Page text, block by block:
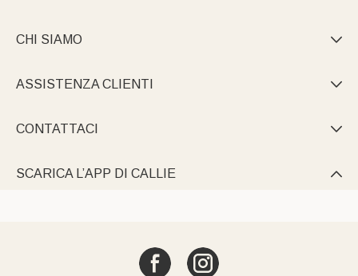
CHI SIAMO 
ASSISTENZA CLIENTI 
CONTATTACI 
SCARICA L’APP DI CALLIE 